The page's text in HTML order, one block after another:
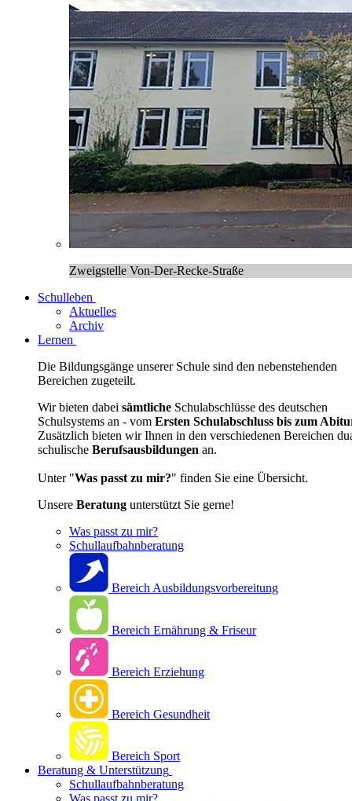
Zweigstelle Von-Der-Recke-Straße
Schulleben
Aktuelles
Archiv
Lernen
Die Bildungsgänge unserer Schule sind den nebenstehenden
Bereichen zugeteilt.
Wir bieten dabei sämtliche Schulabschlüsse des deutschen
Schulsystems an - vom Ersten Schulabschluss bis zum
Zusätzlich bieten wir Ihnen in den verschiedenen Bereichen
schulische Berufsausbildungen an.
Unter "Was passt zu mir?" finden Sie eine Übersicht.
Unsere Beratung unterstützt Sie gerne!
Was passt zu mir?
Schullaufbahnberatung
Bereich Ausbildungsvorbereitung
Bereich Ernährung & Friseur
Bereich Erziehung
Bereich Gesundheit
Bereich Sport
Beratung & Unterstützung
Schullaufbahnberatung
Was passt zu mir?